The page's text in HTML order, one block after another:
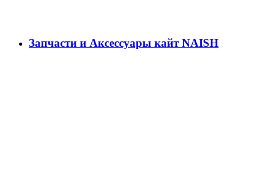
Запчасти и Аксессуары кайт NAISH